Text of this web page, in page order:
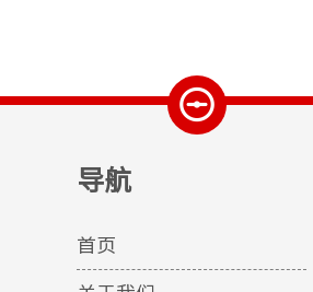
导航
首页